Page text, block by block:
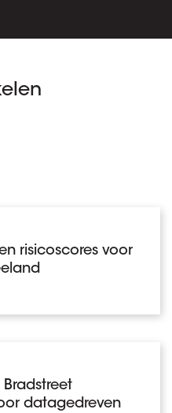
risicoscores voor
datagedreven